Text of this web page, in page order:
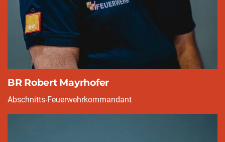
BR Robert Mayrhofer
Abschnitts-Feuerwehrkommandant